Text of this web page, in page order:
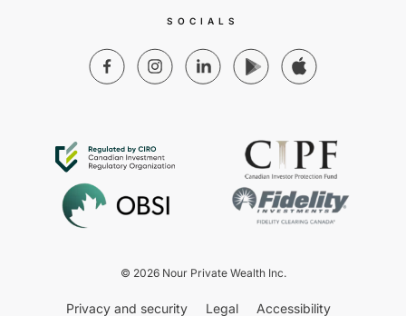
SOCIALS
© 2026 Nour Private Wealth Inc.
Privacy and security Legal Accessibility